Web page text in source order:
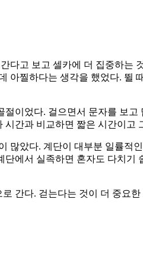
다고 보고 셀카에 더 집중하는
아찔하다는 생각을 했었다. 뛸
이었다. 걸으면서 문자를 보
간과 비교하면 짧은 시간이고
많았다. 계단이 대부분 일률적
에서 실족하면 혼자도 다치기
간다. 걷는다는 것이 더 중요